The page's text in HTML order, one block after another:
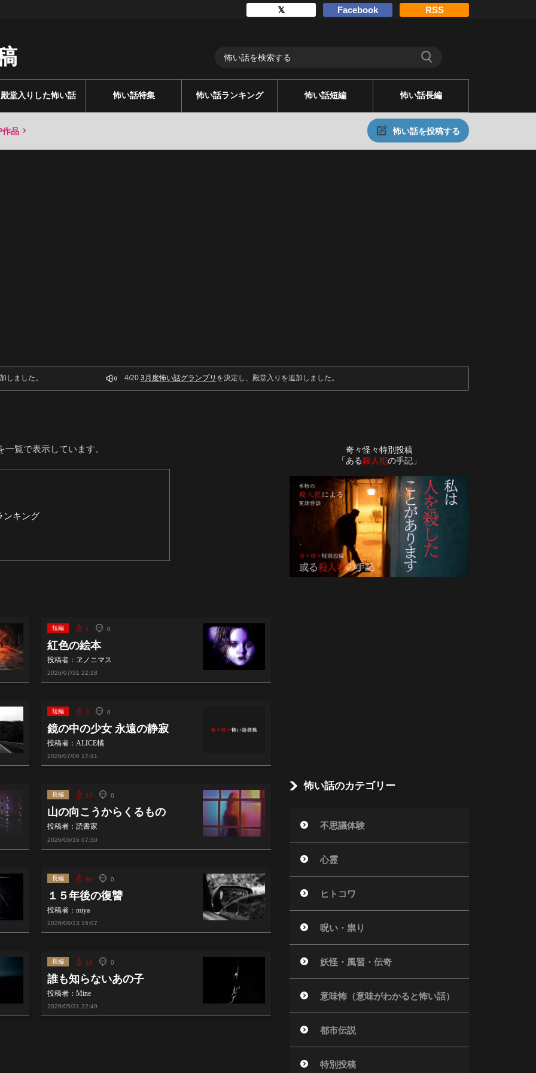
𝕏 Facebook RSS
殿堂入りした怖い話 怖い話特集 怖い話ランキング 怖い話短編 怖い話長編
作品 怖い話を投稿する
しました。 4/20 3月度怖い話グランプリ を決定し、殿堂入りを追加しました。
奇々怪々特別投稿
「ある殺人犯の手記」
怖い話のカテゴリー
不思議体験
心霊
ヒトコワ
呪い・祟り
妖怪・風習・伝奇
意味怖（意味がわかると怖い話）
都市伝説
特別投稿
覧で表示しています。
ンキング
短編 1 0
紅色の絵本
投稿者：ヱノニマス
2026/07/31 22:18
短編 3 0
鏡の中の少女 永遠の静寂
投稿者：ALICE橘
2026/07/06 17:41
長編 17 0
山の向こうからくるもの
投稿者：読書家
2026/06/16 07:30
長編 91 0
１５年後の復讐
投稿者：miya
2026/06/13 15:07
長編 16 0
誰も知らないあの子
投稿者：Mine
2026/05/31 22:49